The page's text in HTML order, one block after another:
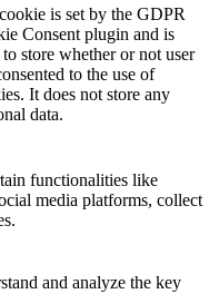
is set by the GDPR
Consent plugin and is
to store whether or not user
to the use of
It does not store any
data.
functionalities like
media platforms, collect
and analyze the key